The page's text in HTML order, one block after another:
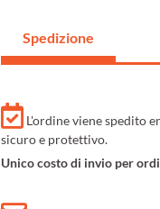
Spedizione
L'ordine viene spedito
sicuro e protettivo.
Unico costo di invio per